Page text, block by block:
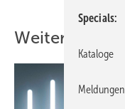
Weitere Inhalte
Specials
Kataloge
Meldungen